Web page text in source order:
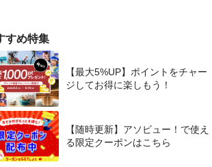
すめ特集
【最大5%UP】ポイントをチャー
ジしてお得に楽しもう！
【随時更新】アソビュー！で使え
る限定クーポンはこちら